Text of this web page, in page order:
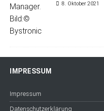
8. Oktober 2021
IMPRESSUM
Impressum
Datenschutzerklärung